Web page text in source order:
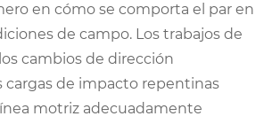
en cómo se comporta el par en
de campo. Los trabajos de
cambios de dirección
cargas de impacto repentinas
motriz adecuadamente